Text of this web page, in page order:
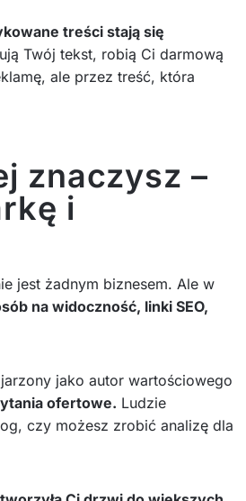
treści stają się
Twój tekst, robią Ci darmową
ale przez treść, która
znaczysz –
i
jest żadnym biznesem. Ale w
na widoczność, linki SEO,
jako autor wartościowego
ofertowe. Ludzie
czy możesz zrobić analizę dla